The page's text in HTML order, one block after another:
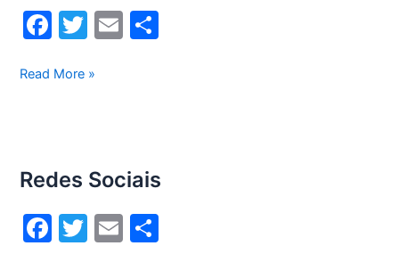
F
c
o
o
k
T
itt
E
Assistência
Lg
São
Paulo
Read More »
Redes Sociais
F
T
E